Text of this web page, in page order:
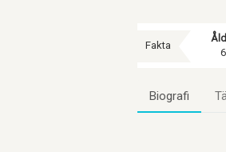
Fakta
6
Biografi